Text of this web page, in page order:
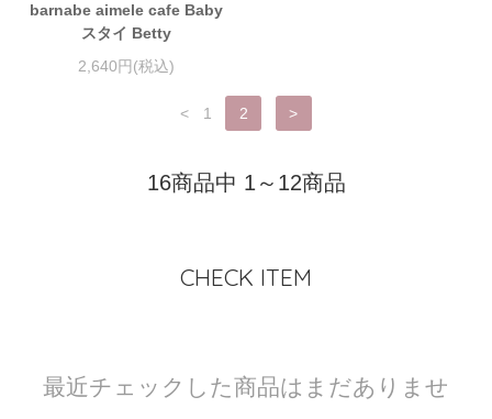
barnabe aimele cafe Baby
スタイ Betty
2,640円(税込)
< 1 2 >
16商品中 1～12商品
CHECK ITEM
最近チェックした商品はまだありませ